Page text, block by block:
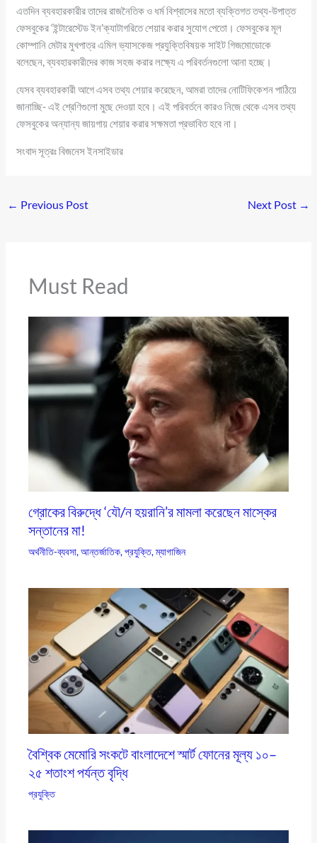
এতদিন ব্যবহারকারীর তাদের রাজনৈতিক ও ধর্ম বিশ্বাসের মতো ব্যক্তিগত তথ্য-উপাত্ত
ফেসবুকের ‘ইন্টারেস্টেড ইন’ক্যাটাগরিতে শেয়ার করার সুযোগ পেতো। ফেসবুকের মূল
কোম্পানি মেটার মুখপাত্র এমিল ভ্যাসকেজ প্রযুক্তিবিষয়ক সাইট গিজমোডোকে
বলেছেন, ব্যবহারকারীদের কাজ সহজ করার লক্ষ্যে এ পরিবর্তনগুলো আনা হচ্ছে।
যেসব ব্যবহারকারী আগে এসব তথ্য শেয়ার করেছেন, আমরা তাদের নোটিফিকেশন পাঠিয়ে
জানাচ্ছি- এই শ্রেণিগুলো মুছে দেওয়া হবে। এই পরিবর্তনে কারও নিজে থেকে এসব তথ্য
ফেসবুকের অন্যান্য জায়গায় শেয়ার করার সক্ষমতা প্রভাবিত হবে না।
সংবাদ সূত্রঃ বিজনেস ইনসাইডার
← Previous Post Next Post →
Must Read
গ্রোকের বিরুদ্ধে ‘যৌ/ন হয়রানি’র মামলা করেছেন মাস্কের
সন্তানের মা!
অর্থনীতি-ব্যবসা,আন্তর্জাতিক,প্রযুক্তি,ম্যাগাজিন
বৈশ্বিক মেমোরি সংকটে বাংলাদেশে স্মার্ট ফোনের মূল্য ১০–
২৫ শতাংশ পর্যন্ত বৃদ্ধি
প্রযুক্তি